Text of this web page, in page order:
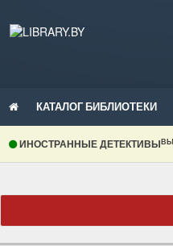
КАТАЛОГ БИБЛИОТЕКИ
ИНОСТРАННЫЕ ДЕТЕКТИВЫВЫ